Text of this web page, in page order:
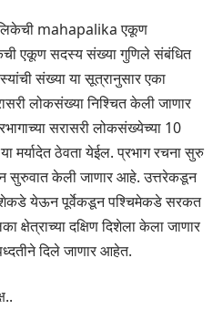
mahapalika एकूण
एकूण सदस्य संख्या गुणिले संबंधित
संख्या या सूत्रानुसार एका
लोकसंख्या निश्चित केली जाणार
सरासरी लोकसंख्येच्या 10
मर्यादेत ठेवता येईल. प्रभाग रचना सुरु
सुरुवात केली जाणार आहे. उत्तरेकडून
दिशेकडे येऊन पूर्वेकडून पश्चिमेकडे सरकत
क्षेत्राच्या दक्षिण दिशेला केला जाणार
दिले जाणार आहेत.